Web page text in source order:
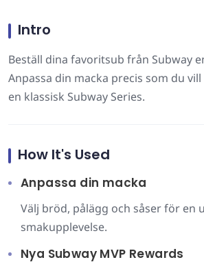
Intro
Beställ dina favoritsub från Subway
Anpassa din macka precis som du
en klassisk Subway Series.
How It's Used
Anpassa din macka
Välj bröd, pålägg och såser för en
smakupplevelse.
Nya Subway MVP Rewards